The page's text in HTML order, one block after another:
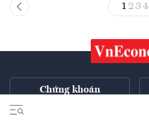
1 23 4
Chứng khoán